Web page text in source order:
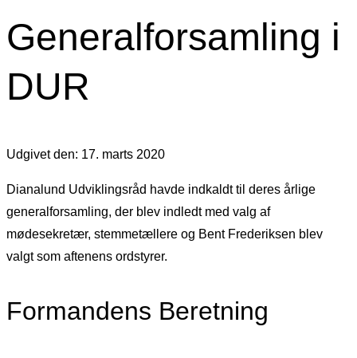
Generalforsamling i
DUR
Udgivet den: 17. marts 2020
Dianalund Udviklingsråd havde indkaldt til deres årlige
generalforsamling, der blev indledt med valg af
mødesekretær, stemmetællere og Bent Frederiksen blev
valgt som aftenens ordstyrer.
Formandens Beretning